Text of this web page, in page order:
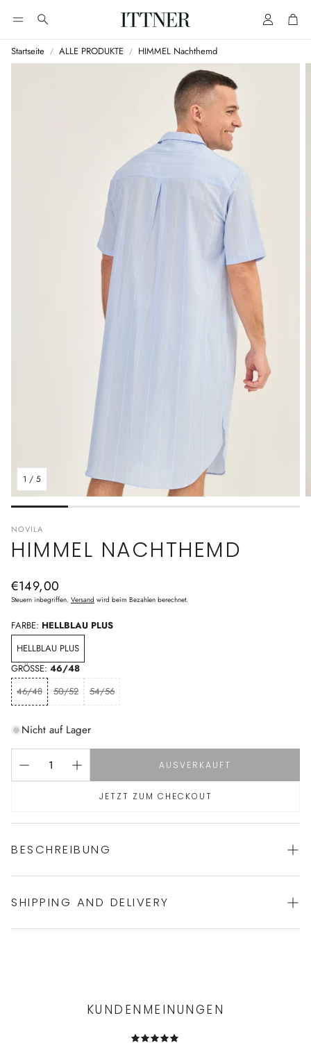
Suche AccountCart
Startseite ALLE PRODUKTE HIMMEL Nachthemd
1 / 5
NOVILA
HIMMEL NACHTHEMD
Normaler
Preis
€149,00
Steuern inbegriffen. Versand wird beim Bezahlen berechnet.
FARBE: HELLBLAU PLUS
HELLBLAU PLUS
GRÖSSE: 46/48
46/48
50/52 54/56
Nicht auf Lager
AUSVERKAUFT
JETZT ZUM CHECKOUT
BESCHREIBUNG
Dünnes Herren Nachthemd von NOVILA
Mit Seitenschlitzen
SHIPPING AND DELIVERY
KUNDENMEINUNGEN